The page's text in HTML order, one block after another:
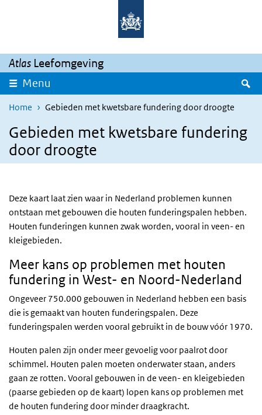
Overslaan en naar de inhoud gaan
Atlas Leefomgeving
Menu
Home Gebieden met kwetsbare fundering door droogte
Gebieden met kwetsbare fundering
door droogte
Deze kaart laat zien waar in Nederland problemen kunnen
ontstaan met gebouwen die houten funderingspalen hebben.
Houten funderingen kunnen zwak worden, vooral in veen- en
kleigebieden.
Meer kans op problemen met houten
fundering in West- en Noord-Nederland
Ongeveer 750.000 gebouwen in Nederland hebben een basis
die is gemaakt van houten funderingspalen. Deze
funderingspalen werden vooral gebruikt in de bouw vóór 1970.
Houten palen zijn onder meer gevoelig voor paalrot door
schimmel. Houten palen moeten onderwater staan, anders
gaan ze rotten. Vooral gebouwen in de veen- en kleigebieden
(paarse gebieden op de kaart) lopen kans op problemen met
de houten fundering door minder draagkracht.